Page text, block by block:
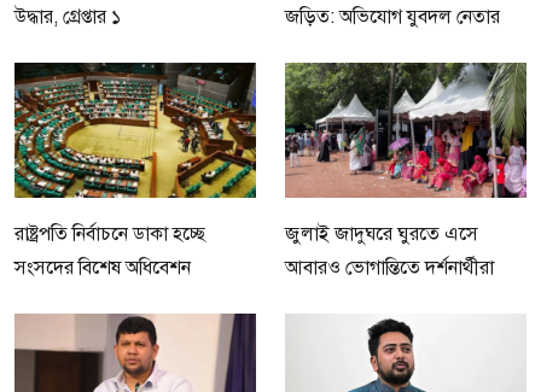
উদ্ধার, গ্রেপ্তার ১ জড়িত: অভিযোগ যুবদল নেতার
রাষ্ট্রপতি নির্বাচনে ডাকা হচ্ছে
সংসদের বিশেষ অধিবেশন
জুলাই জাদুঘরে ঘুরতে এসে
আবারও ভোগান্তিতে দর্শনার্থীরা